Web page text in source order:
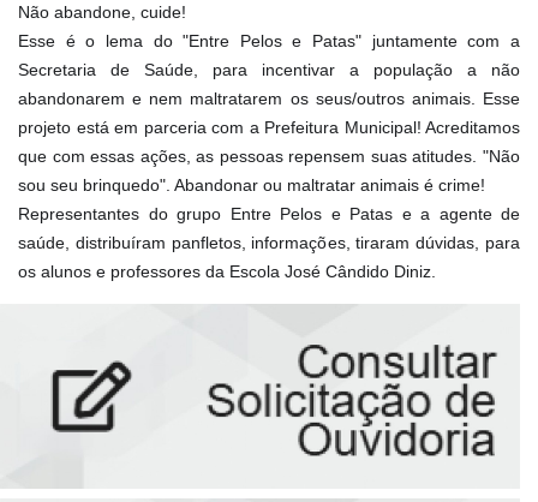
Não abandone, cuide!
Esse é o lema do "Entre Pelos e Patas" juntamente com a
Secretaria de Saúde, para incentivar a população a não
abandonarem e nem maltratarem os seus/outros animais. Esse
projeto está em parceria com a Prefeitura Municipal! Acreditamos
que com essas ações, as pessoas repensem suas atitudes. "Não
sou seu brinquedo". Abandonar ou maltratar animais é crime!
Representantes do grupo Entre Pelos e Patas e a agente de
saúde, distribuíram panfletos, informações, tiraram dúvidas, para
os alunos e professores da Escola José Cândido Diniz.